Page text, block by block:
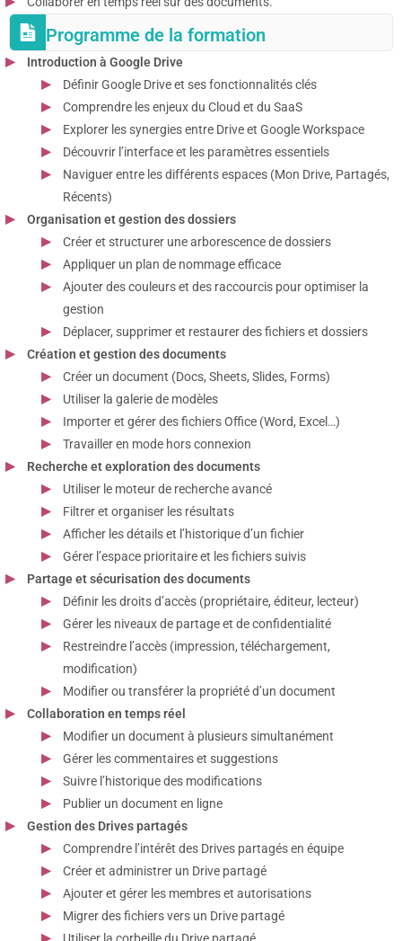
Programme de la formation
Introduction à Google Drive
Définir Google Drive et ses fonctionnalités clés
Comprendre les enjeux du Cloud et du SaaS
Explorer les synergies entre Drive et Google Workspace
Découvrir l’interface et les paramètres essentiels
Naviguer entre les différents espaces (Mon Drive, Partagés,
Récents)
Organisation et gestion des dossiers
Créer et structurer une arborescence de dossiers
Appliquer un plan de nommage efficace
Ajouter des couleurs et des raccourcis pour optimiser la
gestion
Déplacer, supprimer et restaurer des fichiers et dossiers
Création et gestion des documents
Créer un document (Docs, Sheets, Slides, Forms)
Utiliser la galerie de modèles
Importer et gérer des fichiers Office (Word, Excel…)
Travailler en mode hors connexion
Recherche et exploration des documents
Utiliser le moteur de recherche avancé
Filtrer et organiser les résultats
Afficher les détails et l’historique d’un fichier
Gérer l’espace prioritaire et les fichiers suivis
Partage et sécurisation des documents
Définir les droits d’accès (propriétaire, éditeur, lecteur)
Gérer les niveaux de partage et de confidentialité
Restreindre l’accès (impression, téléchargement,
modification)
Modifier ou transférer la propriété d’un document
Collaboration en temps réel
Modifier un document à plusieurs simultanément
Gérer les commentaires et suggestions
Suivre l’historique des modifications
Publier un document en ligne
Gestion des Drives partagés
Comprendre l’intérêt des Drives partagés en équipe
Créer et administrer un Drive partagé
Ajouter et gérer les membres et autorisations
Migrer des fichiers vers un Drive partagé
Utiliser la corbeille du Drive partagé